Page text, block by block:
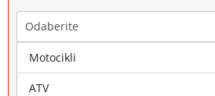
Odaberite
Marka
Motocikli
ATV